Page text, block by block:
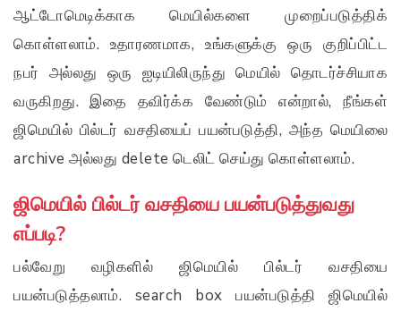
ஆட்டோமெடிக்காக மெயில்களை முறைப்படுத்திக்
கொள்ளலாம். உதாரணமாக, உங்களுக்கு ஒரு குறிப்பிட்ட
நபர் அல்லது ஒரு ஐடியிலிருந்து மெயில் தொடர்ச்சியாக
வருகிறது. இதை தவிர்க்க வேண்டும் என்றால், நீங்கள்
ஜிமெயில் பில்டர் வசதியைப் பயன்படுத்தி, அந்த மெயிலை
archive அல்லது delete டெலிட் செய்து கொள்ளலாம்.
ஜிமெயில் பில்டர் வசதியை பயன்படுத்துவது
எப்படி?
பல்வேறு வழிகளில் ஜிமெயில் பில்டர் வசதியை
பயன்படுத்தலாம். search box பயன்படுத்தி ஜிமெயில்